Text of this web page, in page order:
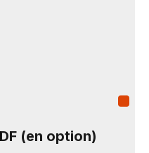
(en option)